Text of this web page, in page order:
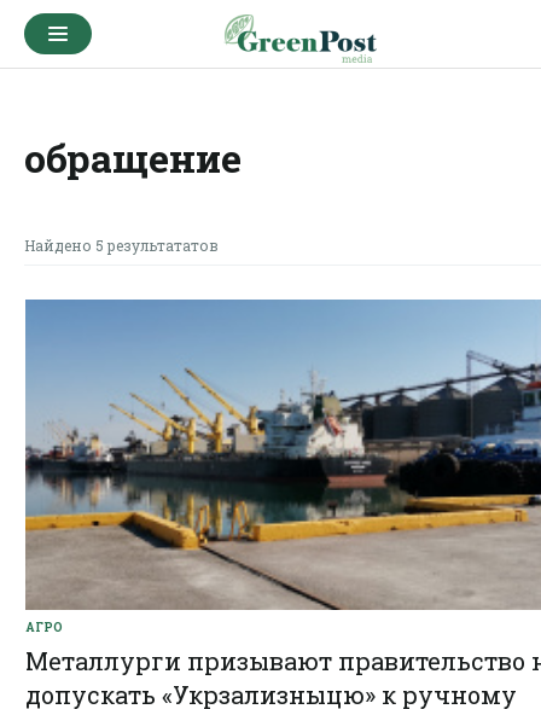
обращение
Найдено 5 результататов
АГРО
Металлурги призывают правительство
допускать «Укрзализныцю» к ручному